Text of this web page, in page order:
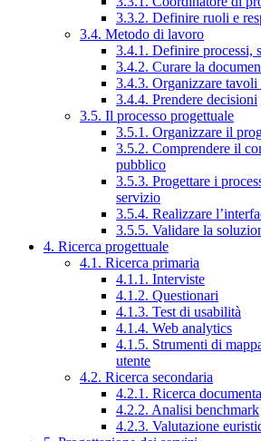
3.3.2. Definire ruoli e
3.4. Metodo di lavoro
3.4.1. Definire processi,
3.4.2. Curare la
3.4.3. Organizzare
3.4.4. Prendere decisioni
3.5. Il processo progettuale
3.5.1. Organizzare il
3.5.2. Comprendere il
pubblico
3.5.3. Progettare i
servizio
3.5.4. Realizzare
3.5.5. Validare la
4. Ricerca progettuale
4.1. Ricerca primaria
4.1.1. Interviste
4.1.2. Questionari
4.1.3. Test di usabilità
4.1.4. Web analytics
4.1.5. Strumenti di
utente
4.2. Ricerca secondaria
4.2.1. Ricerca
4.2.2. Analisi benchmark
4.2.3. Valutazione